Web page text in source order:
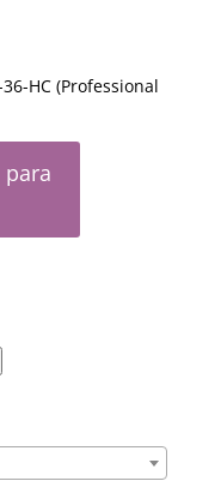
HC (Professional